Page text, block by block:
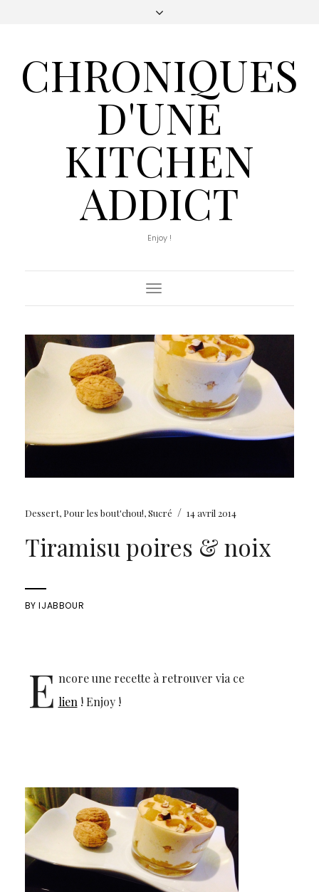
CHRONIQUES
D'UNE
KITCHEN
ADDICT
Enjoy !
Toggle
Navigation
Dessert, Pour les bout'chou!,Sucré / 14 avril 2014
Tiramisu poires & noix
BYIJABBOUR
E ncore une recette à retrouver via ce
lien! Enjoy !